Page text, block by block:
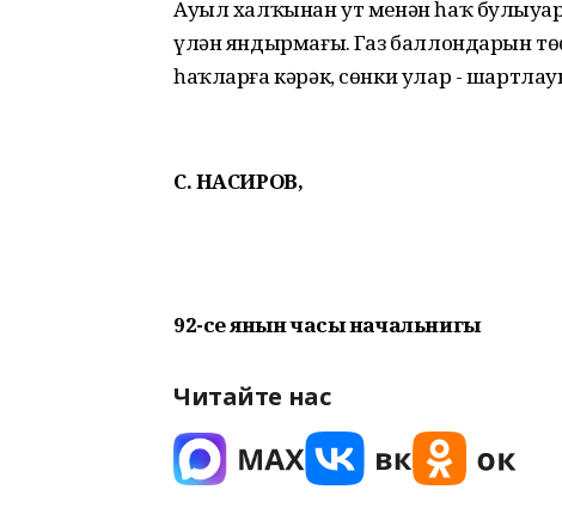
Ауыл халҡынан ут менән һаҡ
үлән яндырмағыҙ. Газ баллондарын
һаҡларға кәрәк, сөнки улар -
С. НАСИРОВ,
92-се янғын часы начальнигы
Читайте нас